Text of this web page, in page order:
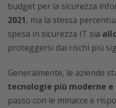
budget per la sicurezza
2021, ma la stessa
spesa in sicurezza IT sia
proteggersi dai rischi più
Generalmente, le aziende
tecnologie più moderne e
passo con le minacce e